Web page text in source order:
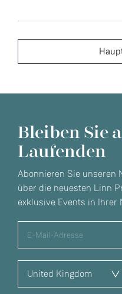
Bleiben Sie
Laufenden
Abonnieren Sie unseren
über die neuesten Linn
exklusive Events in Ihrer